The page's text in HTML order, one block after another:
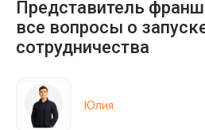
Представитель
все вопросы о
сотрудничества
Юлия